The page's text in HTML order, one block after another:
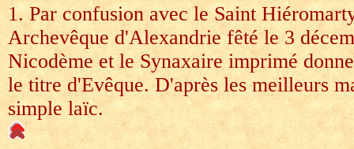
1. Par confusion avec le Saint
Archevêque d'Alexandrie fêté le 3
Nicodème et le Synaxaire imprimé
le titre d'Evêque. D'après les meilleurs
simple laïc.